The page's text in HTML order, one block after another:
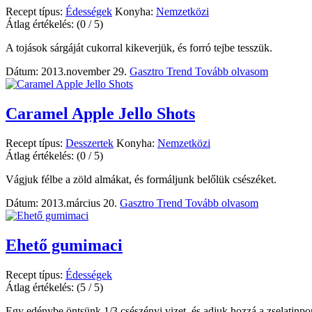
Recept típus: Édességek Konyha: Nemzetközi
Átlag értékelés: (0 / 5)
A tojások sárgáját cukorral kikeverjük, és forró tejbe tesszük.
Dátum: 2013.november 29. Gasztro Trend Tovább olvasom
Caramel Apple Jello Shots
Recept típus: Desszertek Konyha: Nemzetközi
Átlag értékelés: (0 / 5)
Vágjuk félbe a zöld almákat, és formáljunk belőlük csészéket.
Dátum: 2013.március 20. Gasztro Trend Tovább olvasom
Ehető gumimaci
Recept típus: Édességek
Átlag értékelés: (5 / 5)